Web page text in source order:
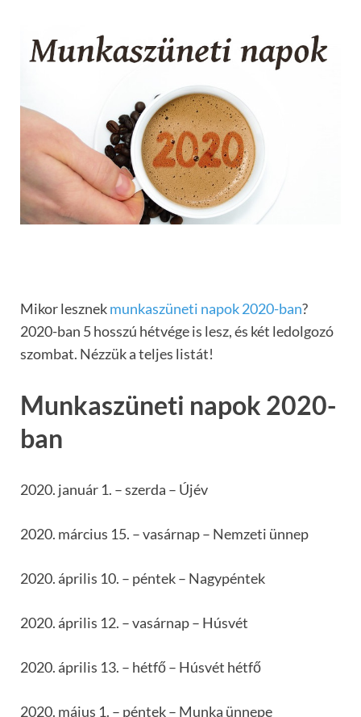
Mikor lesznekmunkaszüneti napok 2020-ban?
2020-ban 5 hosszú hétvége is lesz, és két ledolgozó
szombat. Nézzük a teljes listát!
Munkaszüneti napok 2020-
ban
2020. január 1. – szerda – Újév
2020. március 15. – vasárnap – Nemzeti ünnep
2020. április 10. – péntek – Nagypéntek
2020. április 12. – vasárnap – Húsvét
2020. április 13. – hétfő – Húsvét hétfő
2020. május 1. – péntek – Munka ünnepe